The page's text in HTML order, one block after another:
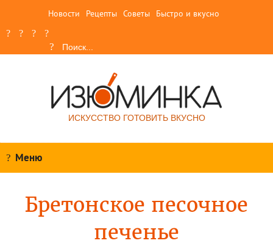
Новости Рецепты Советы Быстро и вкусно
ИСКУССТВО ГОТОВИТЬ ВКУСНО
Меню
Бретонское песочное
печенье